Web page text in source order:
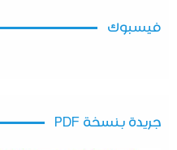
فيسبوك
جريدة بنسخة PDF